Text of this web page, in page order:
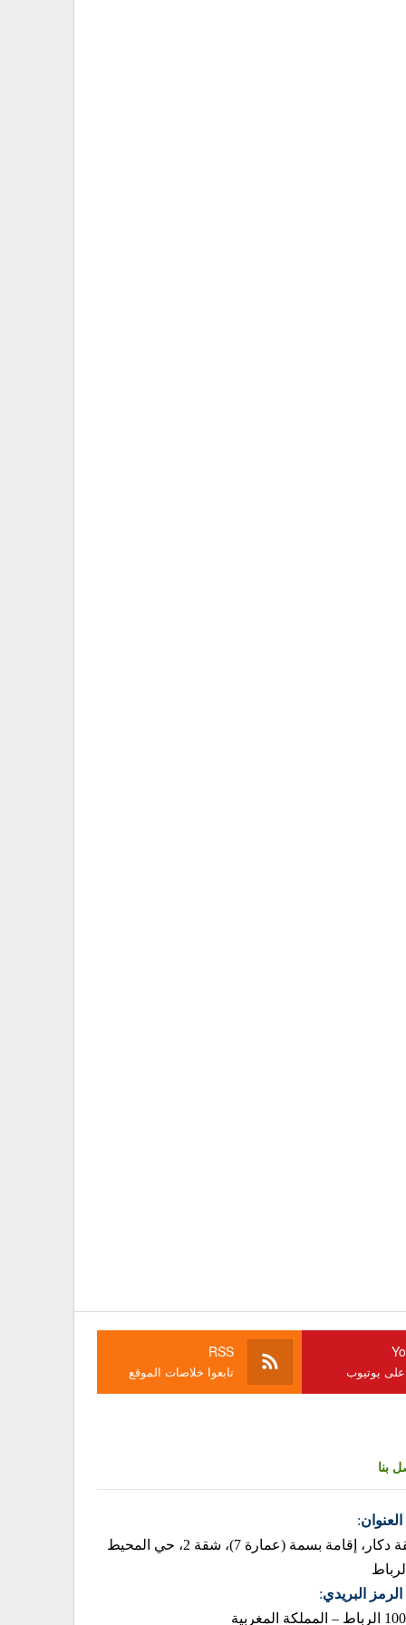
على يوتيوب
RSS
تابعوا خلاصات الموقع
بنا
العنوان:
زنقة دكار، إقامة بسمة (عمارة 7)، شقة 2، حي المحيط
الرمز البريدي:
المغربية